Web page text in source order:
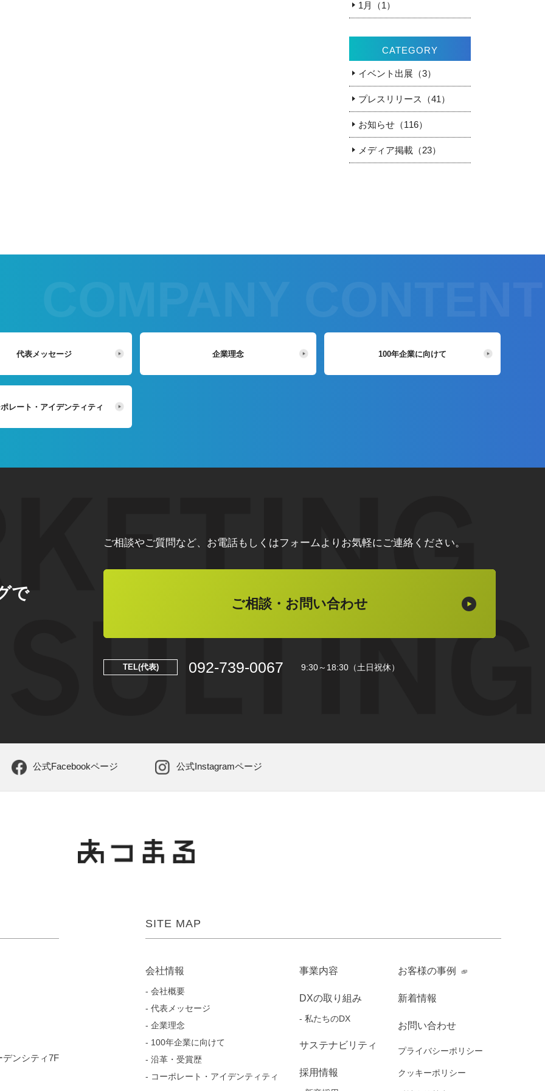
1月（1）
CATEGORY
イベント出展（3）
プレスリリース（41）
お知らせ（116）
メディア掲載（23）
代表メッセージ 企業理念 100年企業に向けて
レート・ アイデンティティ
で
ご相談やご質問など、お電話もしくはフォームよりお気軽にご連絡ください。
ご相談・お問い合わせ
TEL(代表) 092-739-0067 9:30～18:30（土日祝休）
公式Facebookページ 公式Instagramページ
デンシティ7F
SITE MAP
会社情報
会社概要
代表メッセージ
企業理念
100年企業に向けて
沿革・受賞歴
コーポレート・アイデンティティ
事業内容
DXの取り組み
私たちのDX
サステナビリティ
採用情報
お客様の事例
新着情報
お問い合わせ
プライバシーポリシー
クッキーポリシー